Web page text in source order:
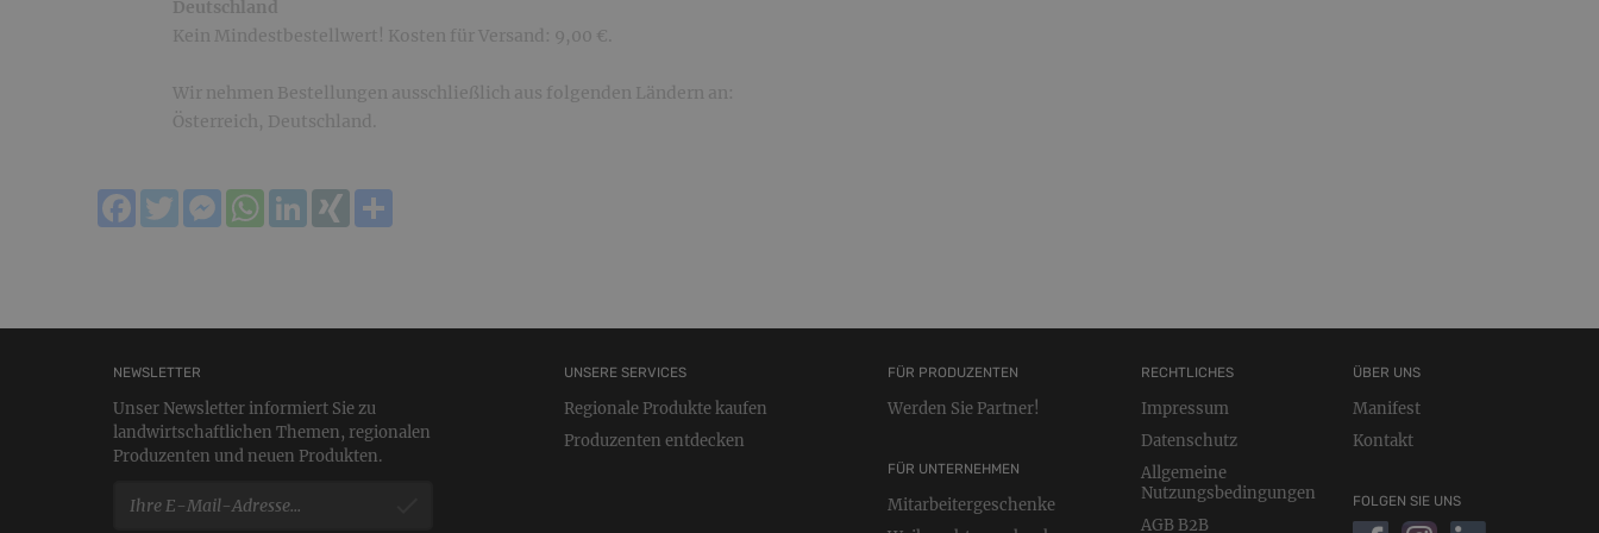
Deutschland
Kein Mindestbestellwert! Kosten für Versand: 9,00 €.
Wir nehmen Bestellungen ausschließlich aus folgenden Ländern an:
Österreich, Deutschland.
FacebookTwitterMessengerWhatsApp
LinkedInXING
NEWSLETTER
Unser Newsletter informiert Sie zu
landwirtschaftlichen Themen, regionalen
Produzenten und neuen Produkten.
UNSERE SERVICES
Regionale Produkte kaufen
Produzenten entdecken
FÜR PRODUZENTEN
Werden Sie Partner!
FÜR UNTERNEHMEN
Mitarbeitergeschenke
RECHTLICHES
Impressum
Datenschutz
Allgemeine
Nutzungsbedingungen
AGB B2B
ÜBER UNS
Manifest
Kontakt
FOLGEN SIE UNS